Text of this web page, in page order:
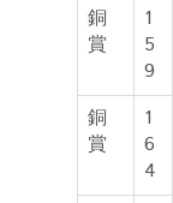
銅
賞
1
5
9
銅
賞
1
6
4